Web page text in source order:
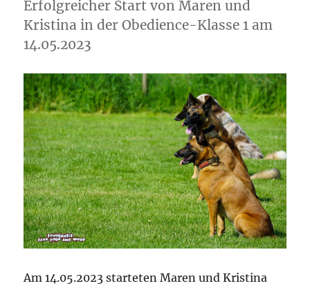
Erfolgreicher Start von Maren und
Kristina in der Obedience-Klasse 1 am
14.05.2023
Am 14.05.2023 starteten Maren und Kristina